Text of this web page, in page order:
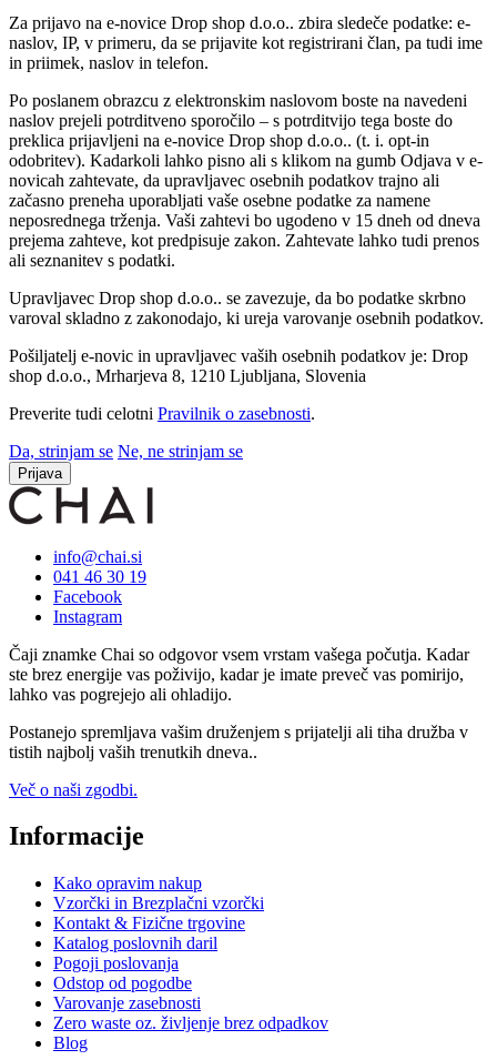
Za prijavo na e-novice Drop shop d.o.o.. zbira sledeče podatke: e-
naslov, IP, v primeru, da se prijavite kot registrirani član, pa tudi ime
in priimek, naslov in telefon.
Po poslanem obrazcu z elektronskim naslovom boste na navedeni
naslov prejeli potrditveno sporočilo – s potrditvijo tega boste do
preklica prijavljeni na e-novice Drop shop d.o.o.. (t. i. opt-in
odobritev). Kadarkoli lahko pisno ali s klikom na gumb Odjava v e-
novicah zahtevate, da upravljavec osebnih podatkov trajno ali
začasno preneha uporabljati vaše osebne podatke za namene
neposrednega trženja. Vaši zahtevi bo ugodeno v 15 dneh od dneva
prejema zahteve, kot predpisuje zakon. Zahtevate lahko tudi prenos
ali seznanitev s podatki.
Upravljavec Drop shop d.o.o.. se zavezuje, da bo podatke skrbno
varoval skladno z zakonodajo, ki ureja varovanje osebnih podatkov.
Pošiljatelj e-novic in upravljavec vaših osebnih podatkov je: Drop
shop d.o.o., Mrharjeva 8, 1210 Ljubljana, Slovenia
Preverite tudi celotni Pravilnik o zasebnosti.
Da, strinjam se Ne, ne strinjam se
Prijava
info@chai.si
041 46 30 19
Facebook
Instagram
Čaji znamke Chai so odgovor vsem vrstam vašega počutja. Kadar
ste brez energije vas poživijo, kadar je imate preveč vas pomirijo,
lahko vas pogrejejo ali ohladijo.
Postanejo spremljava vašim druženjem s prijatelji ali tiha družba v
tistih najbolj vaših trenutkih dneva..
Več o naši zgodbi.
Informacije
Kako opravim nakup
Vzorčki in Brezplačni vzorčki
Kontakt & Fizične trgovine
Katalog poslovnih daril
Pogoji poslovanja
Odstop od pogodbe
Varovanje zasebnosti
Zero waste oz. življenje brez odpadkov
Blog